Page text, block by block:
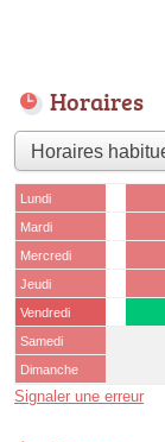
Horaires
Lundi
Mardi
Mercredi
Jeudi
Vendredi
Samedi
Dimanche
Signaler une erreur